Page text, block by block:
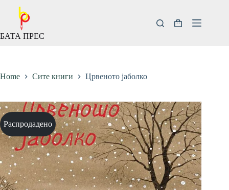
содржината
БАТА ПРЕС
Кошничка
Home Сите книги Црвеното јаболко
Распродадено